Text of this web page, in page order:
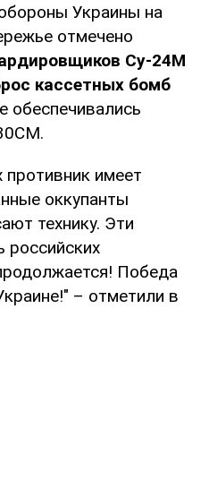
Украины на
отмечено
Су-24М
кассетных бомб
обеспечивались
противник имеет
оккупанты
технику. Эти
российских
Победа
– отметили в